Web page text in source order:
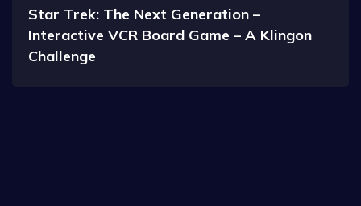
Star Trek: The Next Generation –
Interactive VCR Board Game – A Klingon
Challenge